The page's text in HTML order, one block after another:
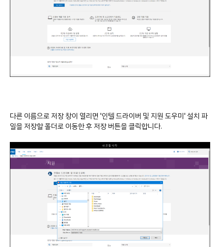
다른 이름으로 저장 창이 열리면 '인텔 드라이버 및 지원 도우미' 설치 파
일을 저장할 폴더로 이동한 후 저장 버튼을 클릭합니다.